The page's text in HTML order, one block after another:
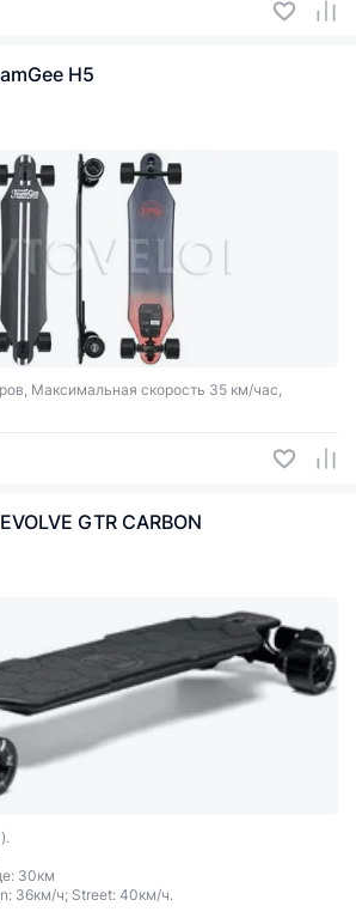
H5
Максимальная скорость 35 км/час,
GTR CARBON
30км
36км/ч; Street: 40км/ч.